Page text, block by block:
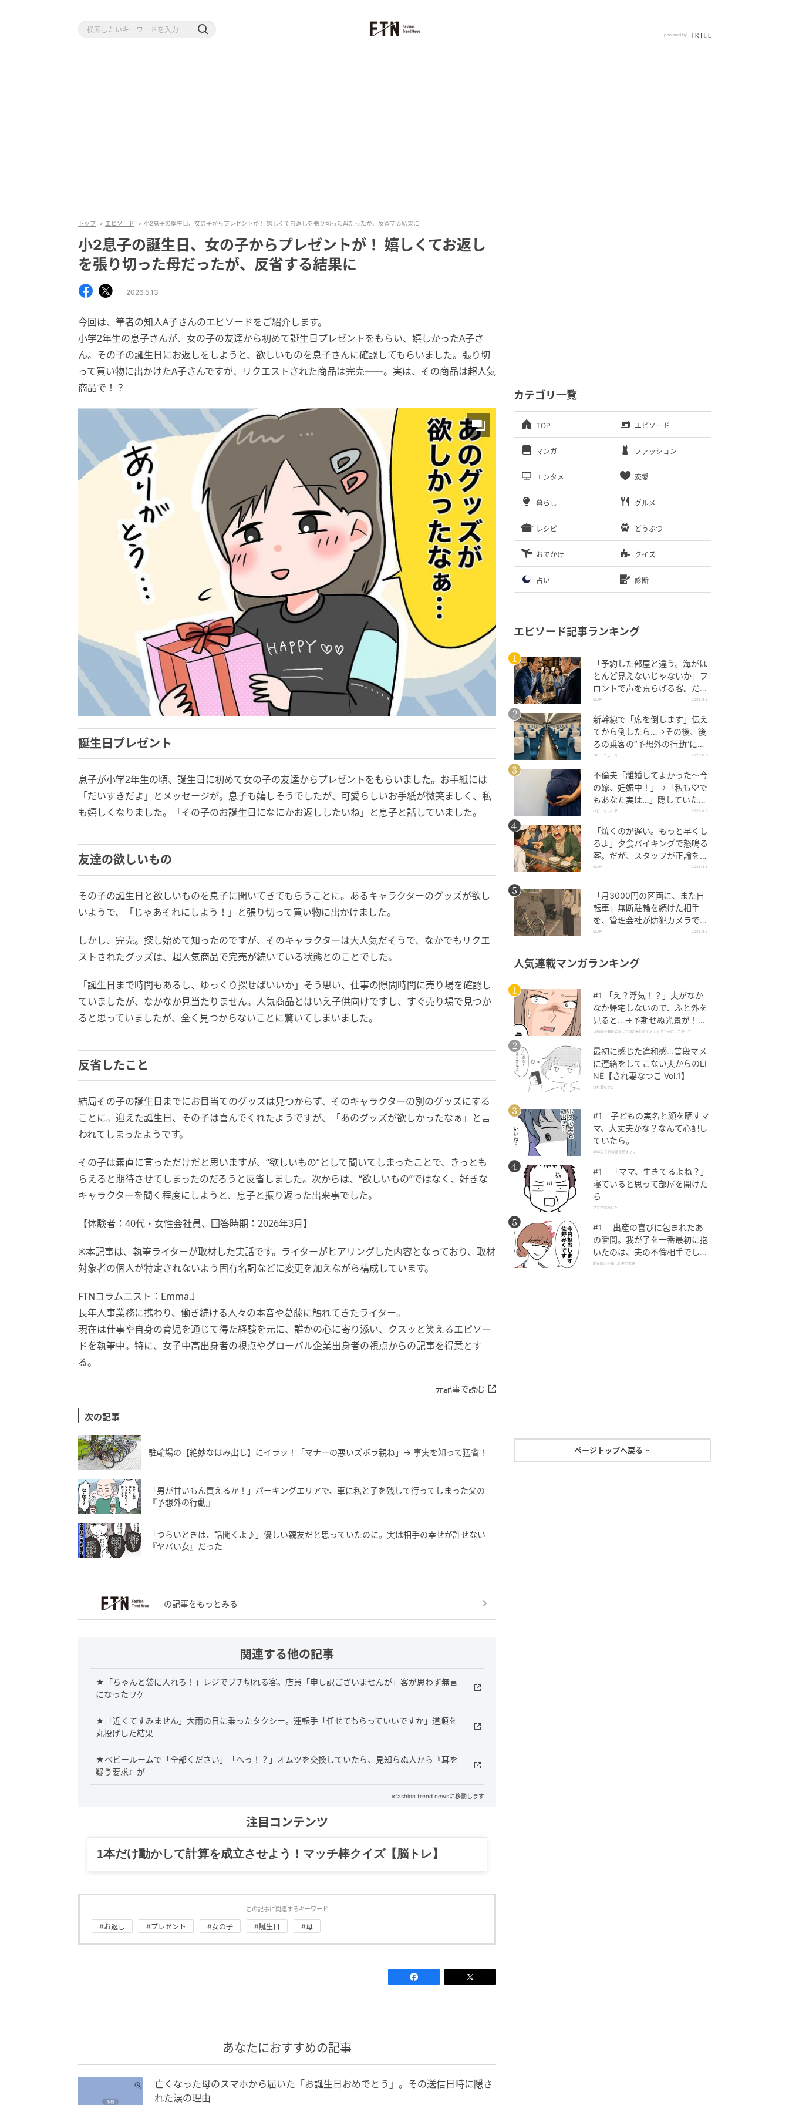
トップ エピソード 小2息子の誕生日、女の子からプレゼントが！ 嬉しくてお返しを張り切った母だったが、反省する結果に
小2息子の誕生日、女の子からプレゼントが！ 嬉しくてお返し
を張り切った母だったが、反省する結果に
2026.5.13
今回は、筆者の知人A子さんのエピソードをご紹介します。
小学2年生の息子さんが、女の子の友達から初めて誕生日プレゼントをもらい、嬉しかったA子さ
ん。その子の誕生日にお返しをしようと、欲しいものを息子さんに確認してもらいました。張り切
って買い物に出かけたA子さんですが、リクエストされた商品は完売──。実は、その商品は超人気
商品で！？
誕生日プレゼント
息子が小学2年生の頃、誕生日に初めて女の子の友達からプレゼントをもらいました。お手紙には
「だいすきだよ」とメッセージが。息子も嬉しそうでしたが、可愛らしいお手紙が微笑ましく、私
も嬉しくなりました。「その子のお誕生日になにかお返ししたいね」と息子と話していました。
友達の欲しいもの
その子の誕生日と欲しいものを息子に聞いてきてもらうことに。あるキャラクターのグッズが欲し
いようで、「じゃあそれにしよう！」と張り切って買い物に出かけました。
しかし、完売。探し始めて知ったのですが、そのキャラクターは大人気だそうで、なかでもリクエ
ストされたグッズは、超人気商品で完売が続いている状態とのことでした。
「誕生日まで時間もあるし、ゆっくり探せばいいか」そう思い、仕事の隙間時間に売り場を確認し
ていましたが、なかなか見当たりません。人気商品とはいえ子供向けですし、すぐ売り場で見つか
ると思っていましたが、全く見つからないことに驚いてしまいました。
反省したこと
結局その子の誕生日までにお目当てのグッズは見つからず、そのキャラクターの別のグッズにする
ことに。迎えた誕生日、その子は喜んでくれたようですが、「あのグッズが欲しかったなぁ」と言
われてしまったようです。
その子は素直に言っただけだと思いますが、“欲しいもの”として聞いてしまったことで、きっとも
らえると期待させてしまったのだろうと反省しました。次からは、“欲しいもの”ではなく、好きな
キャラクターを聞く程度にしようと、息子と振り返った出来事でした。
【体験者：40代・女性会社員、回答時期：2026年3月】
※本記事は、執筆ライターが取材した実話です。ライターがヒアリングした内容となっており、取材
対象者の個人が特定されないよう固有名詞などに変更を加えながら構成しています。
FTNコラムニスト：Emma.I
長年人事業務に携わり、働き続ける人々の本音や葛藤に触れてきたライター。
現在は仕事や自身の育児を通じて得た経験を元に、誰かの心に寄り添い、クスッと笑えるエピソー
ドを執筆中。特に、女子中高出身者の視点やグローバル企業出身者の視点からの記事を得意とす
る。
元記事で読む
次の記事
駐輪場の【絶妙なはみ出し】にイラッ！「マナーの悪いズボラ親ね」→ 事実を知って猛省！
「男が甘いもん買えるか！」パーキングエリアで、車に私と子を残して行ってしまった父の
『予想外の行動』
「つらいときは、話聞くよ♪」優しい親友だと思っていたのに。実は相手の幸せが許せない
『ヤバい女』だった
の記事をもっとみる
関連する他の記事
★「ちゃんと袋に入れろ！」レジでブチ切れる客。店員「申し訳ございませんが」客が思わず無言
になったワケ
★「近くてすみません」大雨の日に乗ったタクシー。運転手「任せてもらっていいですか」道順を
丸投げした結果
★ベビールームで「全部ください」「へっ！？」オムツを交換していたら、見知らぬ人から『耳を
疑う要求』が
※fashion trend newsに移動します
注目コンテンツ
グルメ、ギャグ、子育て、旅行記……全部、読めます。
この記事に関連するキーワード
#お返し #プレゼント #女の子 #誕生日 #母
あなたにおすすめの記事
亡くなった母のスマホから届いた「お誕生日おめでとう」。その送信日時に隠さ
れた涙の理由
カテゴリ一覧
TOP エピソード
マンガ ファッション
エンタメ 恋愛
暮らし グルメ
レシピ どうぶつ
おでかけ クイズ
占い 診断
エピソード記事ランキング
「予約した部屋と違う。海がほ
とんど見えないじゃないか」フ
ロントで声を荒らげる客。だ
が、支配人が予約記録を示した
GLAM 2026.8.6
新幹線で「席を倒します」伝え
てから倒したら…→その後、後
ろの乗客の“予想外の行動”に
「不快ですぐに立ち去りまし
TRILL ニュース 2026.8.6
不倫夫「離婚してよかった〜今
の嫁、妊娠中！」→「私も♡で
もあなた実は…」隠していた事
実を暴露した結果
ベビーカレンダー 2026.8.5
「焼くのが遅い。もっと早くし
ろよ」夕食バイキングで怒鳴る
客。だが、スタッフが正論を並
べた結果
GLAM 2026.8.6
「月3000円の区画に、また自
転車」無断駐輪を続けた相手
を、管理会社が防犯カメラで特
定した朝
GLAM 2026.8.5
人気連載マンガランキング
#1 「え？浮気！？」夫がなか
なか帰宅しないので、ふと外を
見ると…→予期せぬ光景が！｜
旦那の不倫が発覚して頭に来た
旦那の不倫が発覚して頭に来たのでメチャクチャにしてやった
最初に感じた違和感…普段マメ
に連絡をしてこない夫からのLI
NE【され妻なつこ Vol.1】
され妻なつこ
#1 子どもの実名と顔を晒すマ
マ、大丈夫かな？なんて心配し
ていたら。
SNSに子供の顔を晒すママ
#1 「ママ、生きてるよね？」
寝ていると思って部屋を開けた
ら
ママが家出した
#1 出産の喜びに包まれたあ
の瞬間。我が子を一番最初に抱
いたのは、夫の不倫相手でし
た。
助産師と不倫した夫の末路
ページトップへ戻る